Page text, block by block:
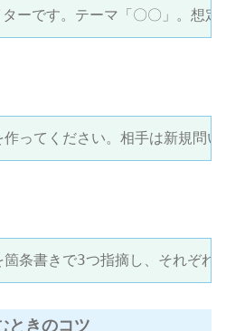
ターです。テーマ「〇〇」。想
ってください。相手は新規問
箇条書きで3つ指摘し、それぞ
ときのコツ